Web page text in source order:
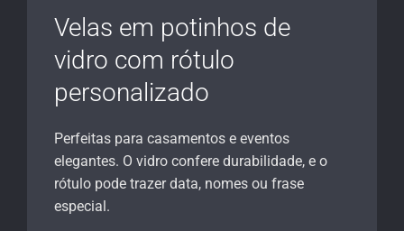
Velas em potinhos de
vidro com rótulo
personalizado
Perfeitas para casamentos e eventos
elegantes. O vidro confere durabilidade, e o
rótulo pode trazer data, nomes ou frase
especial.